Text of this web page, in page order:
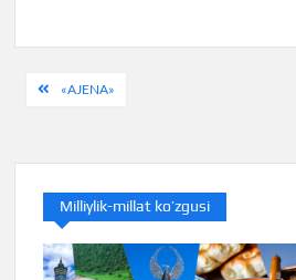
Post«AJENA»
Milliylik-millat ko’zgusi